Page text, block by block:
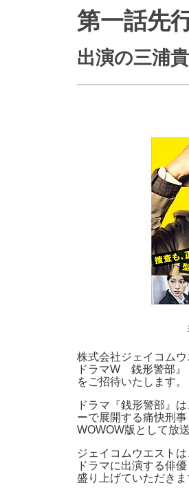
WiMAX
障害・メ
第一話先
出演の三浦
株式会社ジェイコム
ドラマW 銭形警部』
をご招待いたします。
ドラマ『銭形警部』
ーで展開する痛快刑
WOWOW版として放
ジェイコムウエスト
ドラマに出演する俳
盛り上げていただき